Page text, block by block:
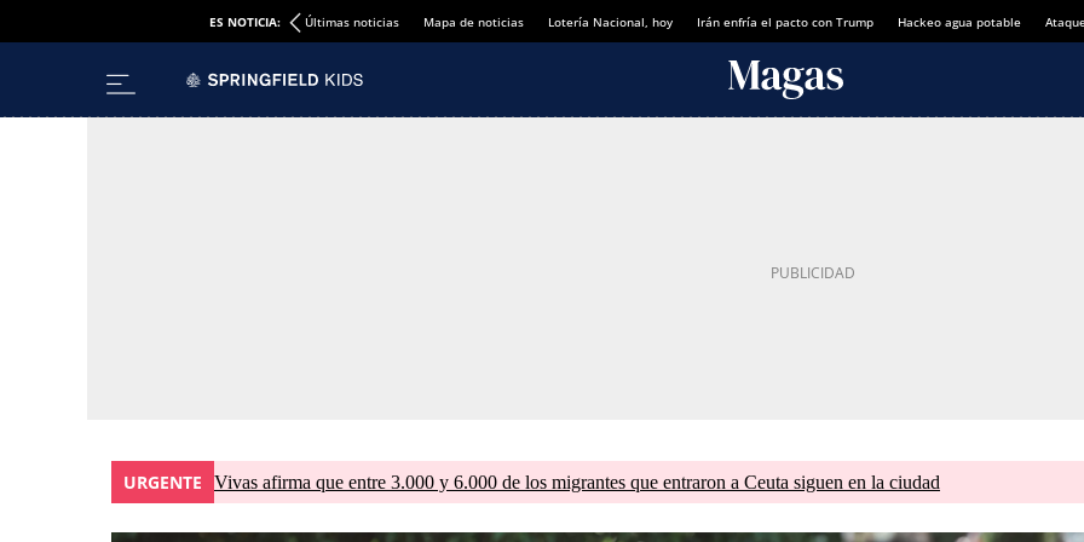
ES NOTICIA: Últimas noticias Mapa de noticias Lotería Nacional, hoy Irán enfría el pacto con Trump Hackeo agua potable
URGENTE Vivas afirma que entre 3.000 y 6.000 de los migrantes que entraron a Ceuta siguen en la ciudad